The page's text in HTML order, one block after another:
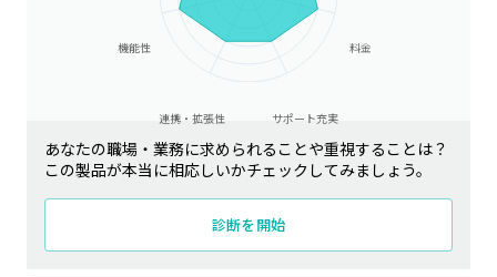
料金
サポート充実
連携・拡張性
機能性
あなたの職場・業務に求められることや重視することは？
この製品が本当に相応しいかチェックしてみましょう。
診断を開始